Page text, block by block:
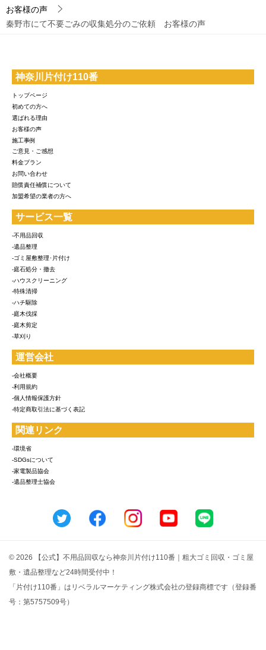
お客様の声
秦野市にて不要ごみの収集処分のご依頼 お客様の声
神奈川片付け110番
トップページ
初めての方へ
選ばれる理由
お客様の声
施工事例
ご意見・ご感想
料金プラン
お問い合わせ
賠償責任補償について
加盟希望の業者の方へ
サービス一覧
-不用品回収
-遺品整理
-ゴミ屋敷整理･片付け
-庭石処分・撤去
-ハウスクリーニング
-特殊清掃
-ハチ駆除
-庭木伐採
-庭木剪定
-草刈り
運営会社
-会社概要
-利用規約
-個人情報保護方針
-特定商取引法に基づく表記
関連リンク
-環境省
-SDGsについて
-家電製品協会
-遺品整理士協会
© 2026 【公式】不用品回収なら神奈川片付け110番｜粗大ゴミ回収・ゴミ屋
敷・遺品整理など24時間受付中！
「片付け110番」はリベラルマーケティング株式会社の登録商標です（登録番
号：第5757509号）